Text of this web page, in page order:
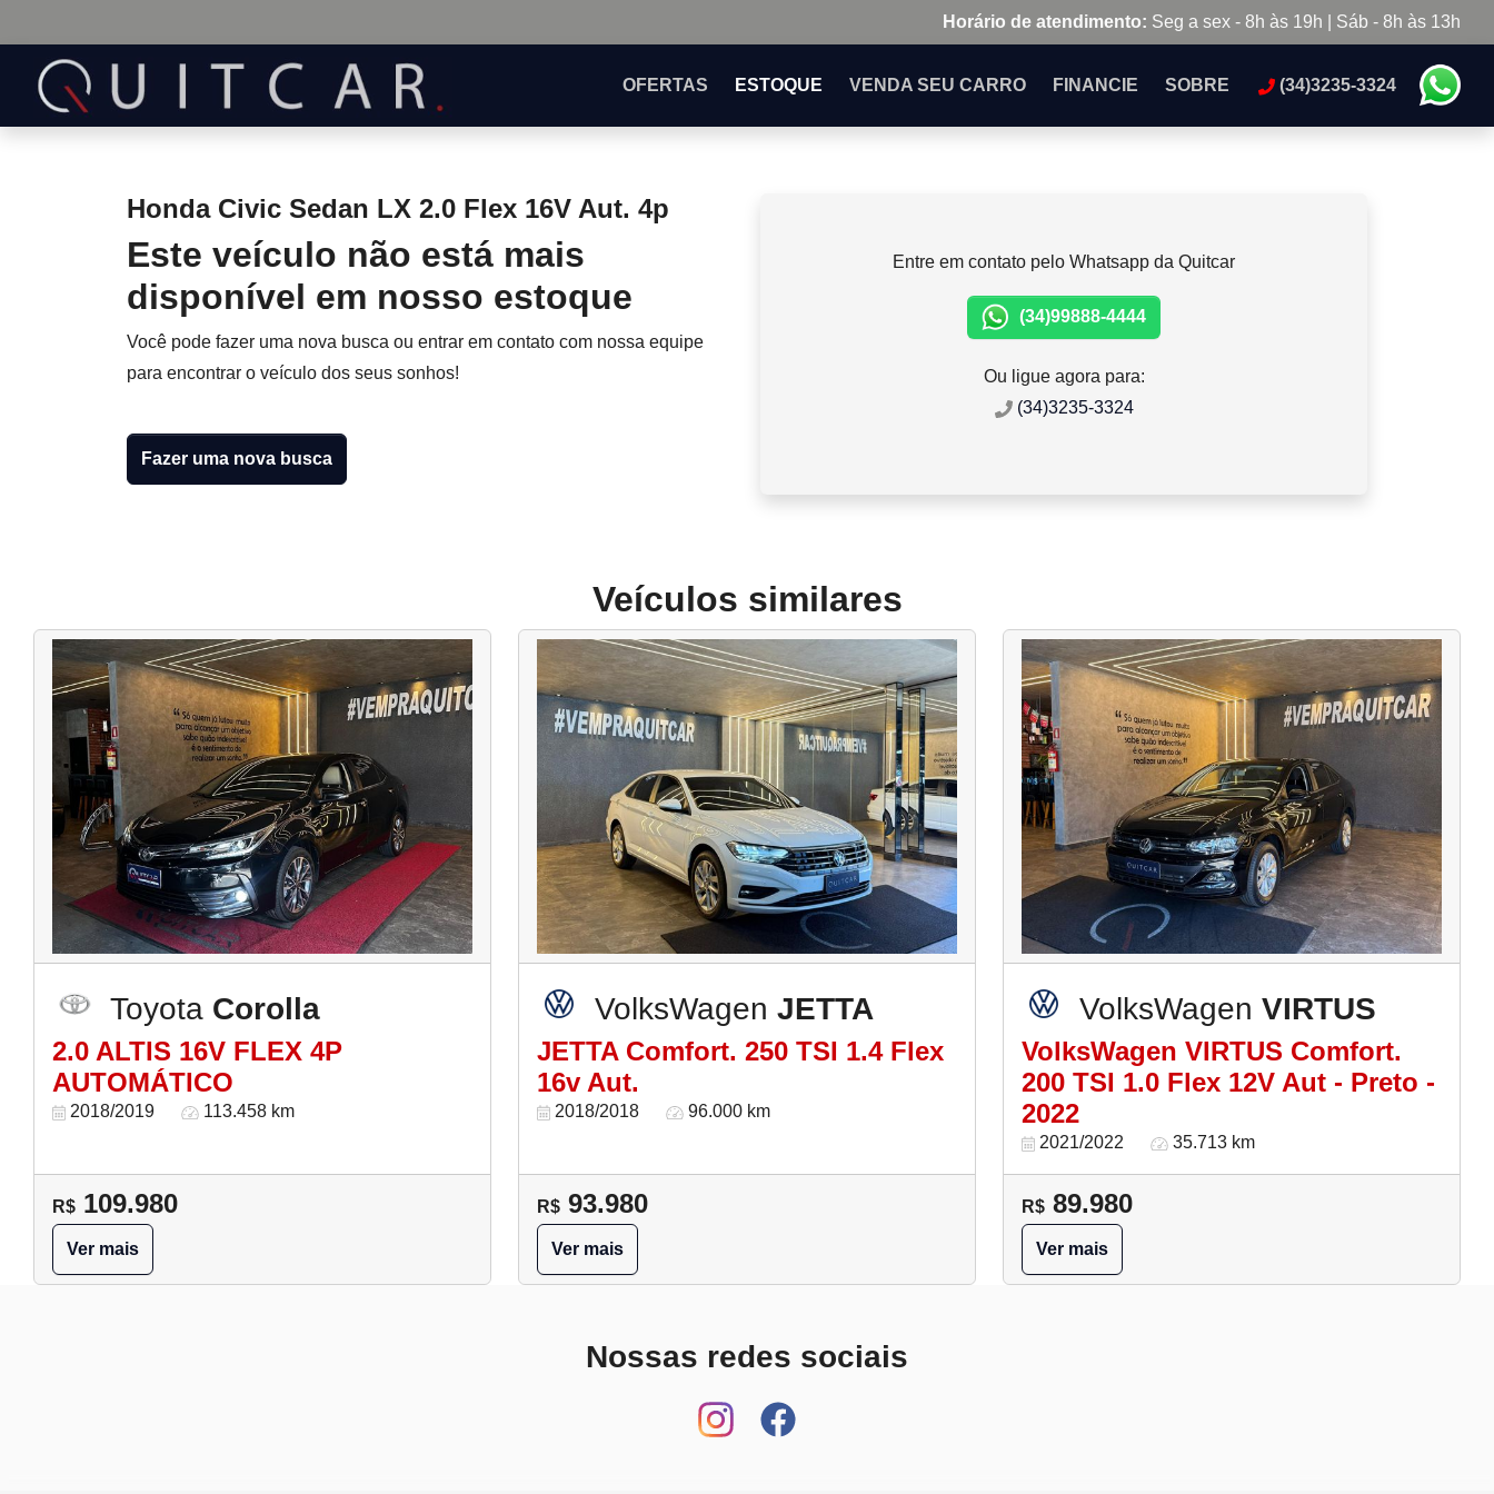
Horário de atendimento: Seg a sex - 8h às 19h | Sáb - 8h às 13h
OFERTAS ESTOQUE VENDA SEU CARRO FINANCIE SOBRE (34)3235-3324
Honda Civic Sedan LX 2.0 Flex 16V Aut. 4p
Este veículo não está mais
disponível em nosso estoque
Você pode fazer uma nova busca ou entrar em contato com nossa equipe
para encontrar o veículo dos seus sonhos!
Fazer uma nova busca
Entre em contato pelo Whatsapp da Quitcar
(34)99888-4444
Ou ligue agora para:
(34)3235-3324
Veículos similares
Toyota Corolla
2.0 ALTIS 16V FLEX 4P
AUTOMÁTICO
2018/2019 113.458 km
R$ 109.980
Ver mais
VolksWagen JETTA
JETTA Comfort. 250 TSI 1.4 Flex
16v Aut.
2018/2018 96.000 km
R$ 93.980
Ver mais
VolksWagen VIRTUS
VolksWagen VIRTUS Comfort.
200 TSI 1.0 Flex 12V Aut - Preto -
2022
2021/2022 35.713 km
R$ 89.980
Ver mais
Nossas redes sociais